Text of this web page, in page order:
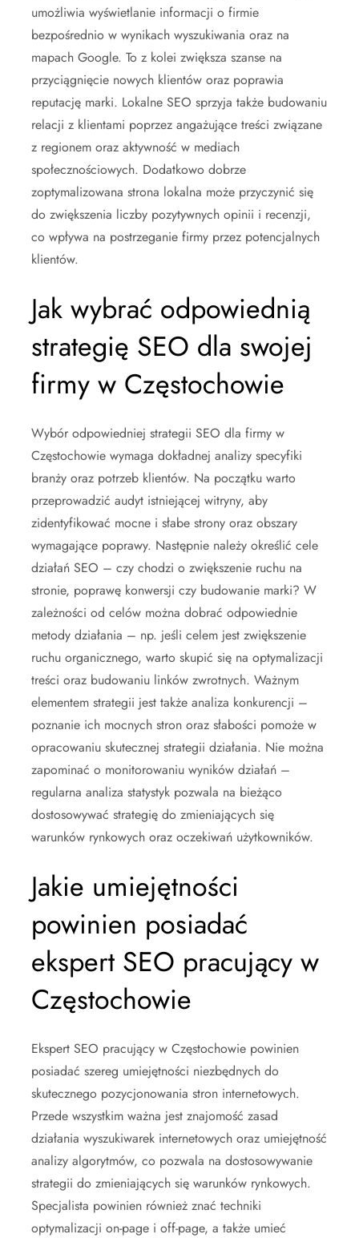
umożliwia wyświetlanie informacji o firmie
bezpośrednio w wynikach wyszukiwania oraz na
mapach Google. To z kolei zwiększa szanse na
przyciągnięcie nowych klientów oraz poprawia
reputację marki. Lokalne SEO sprzyja także budowaniu
relacji z klientami poprzez angażujące treści związane
z regionem oraz aktywność w mediach
społecznościowych. Dodatkowo dobrze
zoptymalizowana strona lokalna może przyczynić się
do zwiększenia liczby pozytywnych opinii i recenzji,
co wpływa na postrzeganie firmy przez potencjalnych
klientów.
Jak wybrać odpowiednią
strategię SEO dla swojej
firmy w Częstochowie
Wybór odpowiedniej strategii SEO dla firmy w
Częstochowie wymaga dokładnej analizy specyfiki
branży oraz potrzeb klientów. Na początku warto
przeprowadzić audyt istniejącej witryny, aby
zidentyfikować mocne i słabe strony oraz obszary
wymagające poprawy. Następnie należy określić cele
działań SEO – czy chodzi o zwiększenie ruchu na
stronie, poprawę konwersji czy budowanie marki? W
zależności od celów można dobrać odpowiednie
metody działania – np. jeśli celem jest zwiększenie
ruchu organicznego, warto skupić się na optymalizacji
treści oraz budowaniu linków zwrotnych. Ważnym
elementem strategii jest także analiza konkurencji –
poznanie ich mocnych stron oraz słabości pomoże w
opracowaniu skutecznej strategii działania. Nie można
zapominać o monitorowaniu wyników działań –
regularna analiza statystyk pozwala na bieżąco
dostosowywać strategię do zmieniających się
warunków rynkowych oraz oczekiwań użytkowników.
Jakie umiejętności
powinien posiadać
ekspert SEO pracujący w
Częstochowie
Ekspert SEO pracujący w Częstochowie powinien
posiadać szereg umiejętności niezbędnych do
skutecznego pozycjonowania stron internetowych.
Przede wszystkim ważna jest znajomość zasad
działania wyszukiwarek internetowych oraz umiejętność
analizy algorytmów, co pozwala na dostosowywanie
strategii do zmieniających się warunków rynkowych.
Specjalista powinien również znać techniki
optymalizacji on-page i off-page, a także umieć